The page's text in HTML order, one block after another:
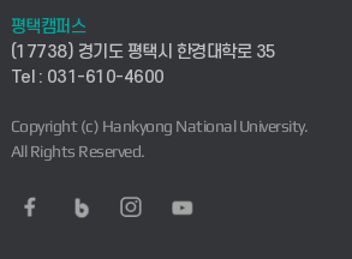
ICT로봇기계공학부
전자전기공학부
디자인건축융합학부
AI융합학부
산학연구관리시스템
찾아오시는길(평택)
통학버스안내(안성)
현장실습지원센터
평택캠퍼스
(17738) 경기도 평택시 한경대학로 35
Tel : 031-610-4600
Copyright (c) Hankyong National University.
All Rights Reserved.